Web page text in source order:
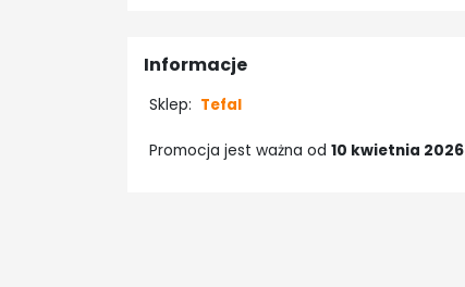
Informacje
Sklep: Tefal
Promocja jest ważna od 10 kwietnia 2026